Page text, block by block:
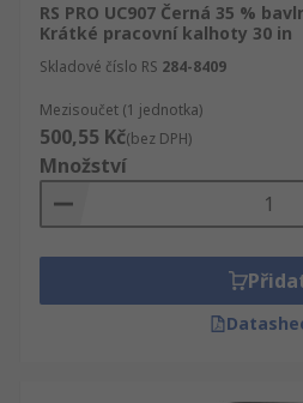
RS PRO UC907 Černá 35 %
Krátké pracovní kalhoty 30 in
Skladové číslo RS 284-8409
Mezisoučet (1 jednotka)
500,55 Kč(bez DPH)
Množství